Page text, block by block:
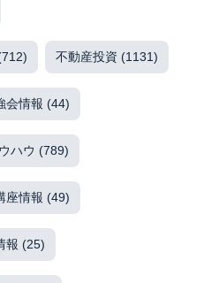
不動産投資 (1131)
会情報 (44)
ハウ (789)
座情報 (49)
報 (25)